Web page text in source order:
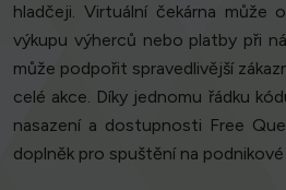
hladčeji. Virtuální čekárna může
výkupu výherců nebo platby při
může podpořit spravedlivější
celé akce. Díky jednomu řádku
nasazení a dostupnosti Free
doplněk pro spuštění na